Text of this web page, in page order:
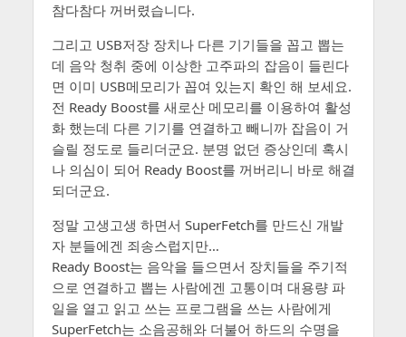
참다참다 꺼버렸습니다.
그리고 USB저장 장치나 다른 기기들을 꼽고 뽑는
데 음악 청취 중에 이상한 고주파의 잡음이 들린다
면 이미 USB메모리가 꼽여 있는지 확인 해 보세요.
전 Ready Boost를 새로산 메모리를 이용하여 활성
화 했는데 다른 기기를 연결하고 빼니까 잡음이 거
슬릴 정도로 들리더군요. 분명 없던 증상인데 혹시
나 의심이 되어 Ready Boost를 꺼버리니 바로 해결
되더군요.
정말 고생고생 하면서 SuperFetch를 만드신 개발
자 분들에겐 죄송스럽지만…
Ready Boost는 음악을 들으면서 장치들을 주기적
으로 연결하고 뽑는 사람에겐 고통이며 대용량 파
일을 열고 읽고 쓰는 프로그램을 쓰는 사람에게
SuperFetch는 소음공해와 더불어 하드의 수명을